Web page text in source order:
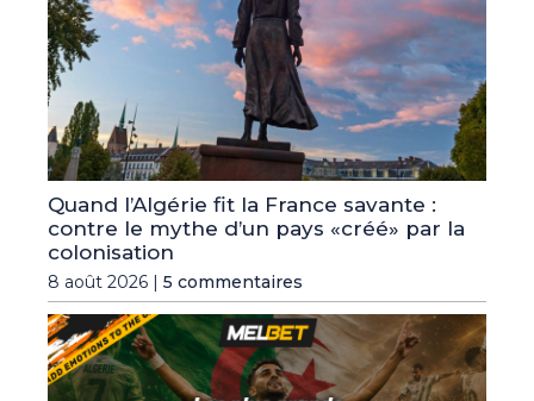
Quand l’Algérie fit la France savante :
contre le mythe d’un pays «créé» par la
colonisation
8 août 2026 | 5 commentaires